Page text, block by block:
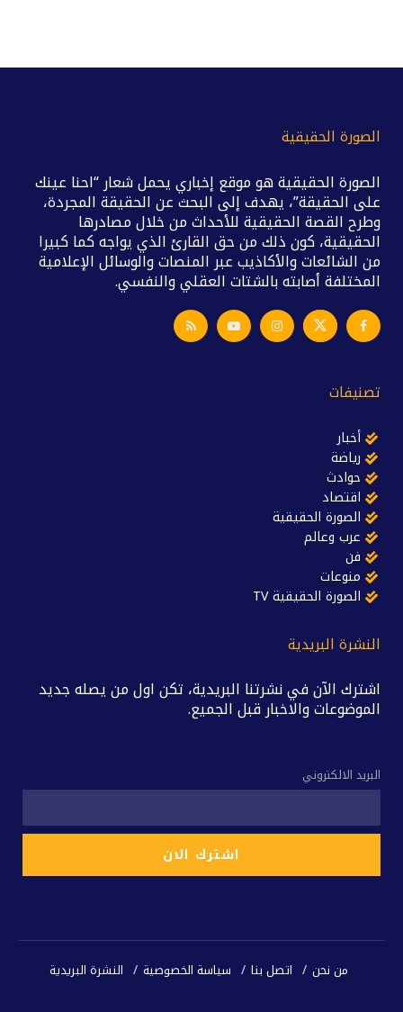
الصورة الحقيقية
الصورة الحقيقية هو موقع إخباري يحمل شعار “احنا عينك
على الحقيقة”، يهدف إلى البحث عن الحقيقة المجردة،
وطرح القصة الحقيقية للأحداث من خلال مصادرها
الحقيقية، كون ذلك من حق القارئ الذي يواجه كما كبيرا
من الشائعات والأكاذيب عبر المنصات والوسائل الإعلامية
المختلفة أصابته بالشتات العقلي والنفسي.
تصنيفات
أخبار
رياضة
حوادث
اقتصاد
الصورة الحقيقية
عرب وعالم
فن
منوعات
الصورة الحقيقية TV
النشرة البريدية
اشترك الآن في نشرتنا البريدية، تكن اول من يصله جديد
الموضوعات والاخبار قبل الجميع.
البريد الالكتروني
من نحن اتصل بنا سياسة الخصوصية النشرة البريدية